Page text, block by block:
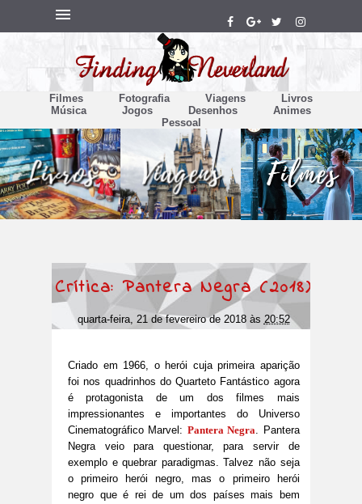
Filmes Fotografia Viagens
Livros
Música
Jogos Desenhos
Animes
Pessoal
Crítica: Pantera Negra (2018)
quarta-feira, 21 de fevereiro de 2018 às 20:52
Criado em 1966, o herói cuja primeira aparição
foi nos quadrinhos do Quarteto Fantástico agora
é protagonista de um dos filmes mais
impressionantes e importantes do Universo
Cinematográfico Marvel: Pantera Negra. Pantera
Negra veio para questionar, para servir de
exemplo e quebrar paradigmas. Talvez não seja
o primeiro herói negro, mas o primeiro herói
negro que é rei de um dos países mais bem